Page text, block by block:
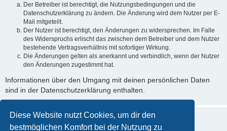
Diese Website nutzt Cookies, um dir den
bestmöglichen Komfort bei der Nutzung zu
Der Betreiber ist berechtigt, die Nutzungsbedingungen und die
Datenschutzerklärung zu ändern. Die Änderung wird dem Nutzer per E-
Mail mitgeteilt.
Der Nutzer ist berechtigt, den Änderungen zu widersprechen. Im Falle
des Widerspruchs erlischt das zwischen dem Betreiber und dem Nutzer
bestehende Vertragsverhältnis mit sofortiger Wirkung.
Die Änderungen gelten als anerkannt und verbindlich, wenn der Nutzer
den Änderungen zugestimmt hat.
Informationen über den Umgang mit deinen persönlichen Daten
sind in der Datenschutzerklärung enthalten.